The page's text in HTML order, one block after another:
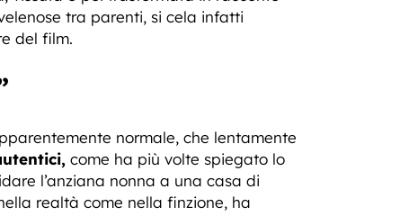
tra parenti, si cela infatti
del film.
normale, che lentamente
come ha più volte spiegato lo
l’anziana nonna a una casa di
realtà come nella finzione, ha